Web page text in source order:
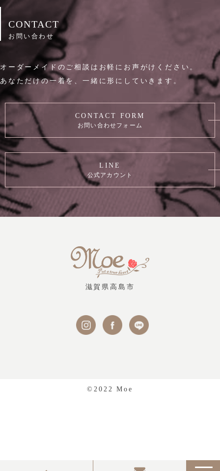
CONTACT
お問い合わせ
オーダーメイドのご相談はお軽にお声がけください。
あなただけの一着を、一緒に形にしていきます。
CONTACT FORM
お問い合わせフォーム
LINE
公式アカウント
滋賀県高島市
©2022 Moe